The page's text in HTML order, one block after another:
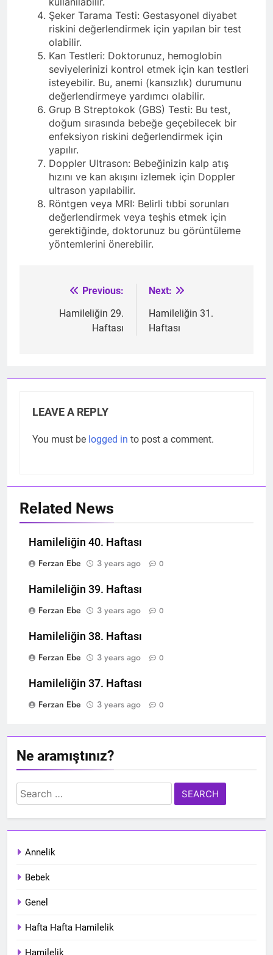
Şeker Tarama Testi: Gestasyonel diyabet
riskini değerlendirmek için yapılan bir test
olabilir.
Kan Testleri: Doktorunuz, hemoglobin
seviyelerinizi kontrol etmek için kan testleri
isteyebilir. Bu, anemi (kansızlık) durumunu
değerlendirmeye yardımcı olabilir.
Grup B Streptokok (GBS) Testi: Bu test,
doğum sırasında bebeğe geçebilecek bir
enfeksiyon riskini değerlendirmek için
yapılır.
Doppler Ultrason: Bebeğinizin kalp atış
hızını ve kan akışını izlemek için Doppler
ultrason yapılabilir.
Röntgen veya MRI: Belirli tıbbi sorunları
değerlendirmek veya teşhis etmek için
gerektiğinde, doktorunuz bu görüntüleme
yöntemlerini önerebilir.
navigation
Previous:
Hamileliğin 29.
Haftası
Next:
Hamileliğin 31.
Haftası
LEAVE A REPLY
You must be logged in to post a comment.
Related News
Hamileliğin 40. Haftası
Ferzan Ebe
3 years ago 0
Hamileliğin 39. Haftası
Ferzan Ebe
3 years ago 0
Hamileliğin 38. Haftası
Ferzan Ebe
3 years ago 0
Hamileliğin 37. Haftası
Ferzan Ebe
3 years ago 0
Ne aramıştınız?
Search
for:
Annelik
Bebek
Genel
Hafta Hafta Hamilelik
Hamilelik